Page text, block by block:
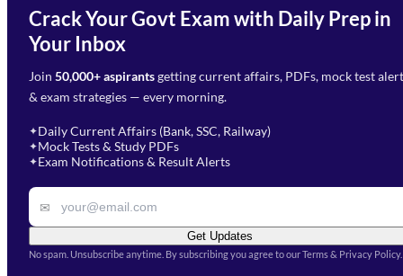
Crack Your Govt Exam with Daily Prep in
Your Inbox
Join 50,000+ aspirantsgetting current affairs, PDFs, mock test
& exam strategies — every morning.
✦Daily Current Affairs (Bank, SSC, Railway)
✦Mock Tests & Study PDFs
✦Exam Notifications & Result Alerts
✉
Get Updates
No spam. Unsubscribe anytime. By subscribing you agree to our Terms & Privacy Policy.
Need Help with Your
Preparation?
Fill out the form and our team
will get in touch with you
Select Branch*
Select Course
Remark